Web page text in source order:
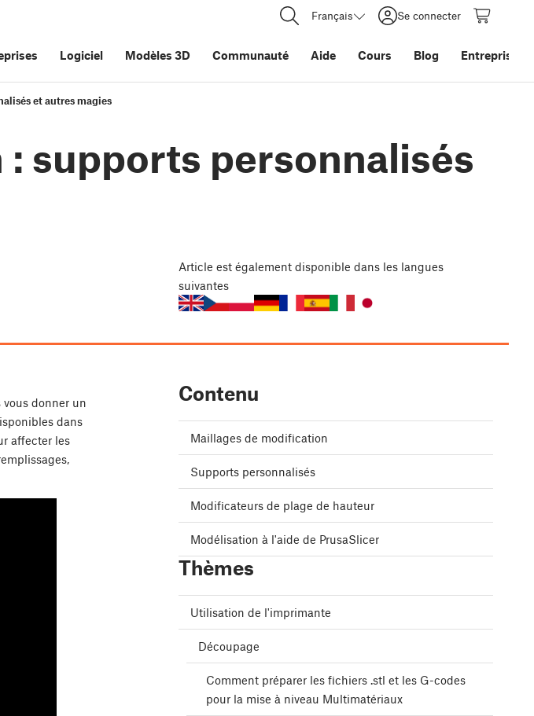
Français Se connecter
Logiciel Modèles 3D Communauté Aide Cours Blog Entreprise
et autres magies
supports personnalisés
Article est également disponible dans les langues
suivantes
donner un
dans
affecter les
Contenu
Maillages de modification
Supports personnalisés
Modificateurs de plage de hauteur
Modélisation à l'aide de PrusaSlicer
Thèmes
Utilisation de l'imprimante
Découpage
Comment préparer les fichiers .stl et les G-codes
pour la mise à niveau Multimatériaux